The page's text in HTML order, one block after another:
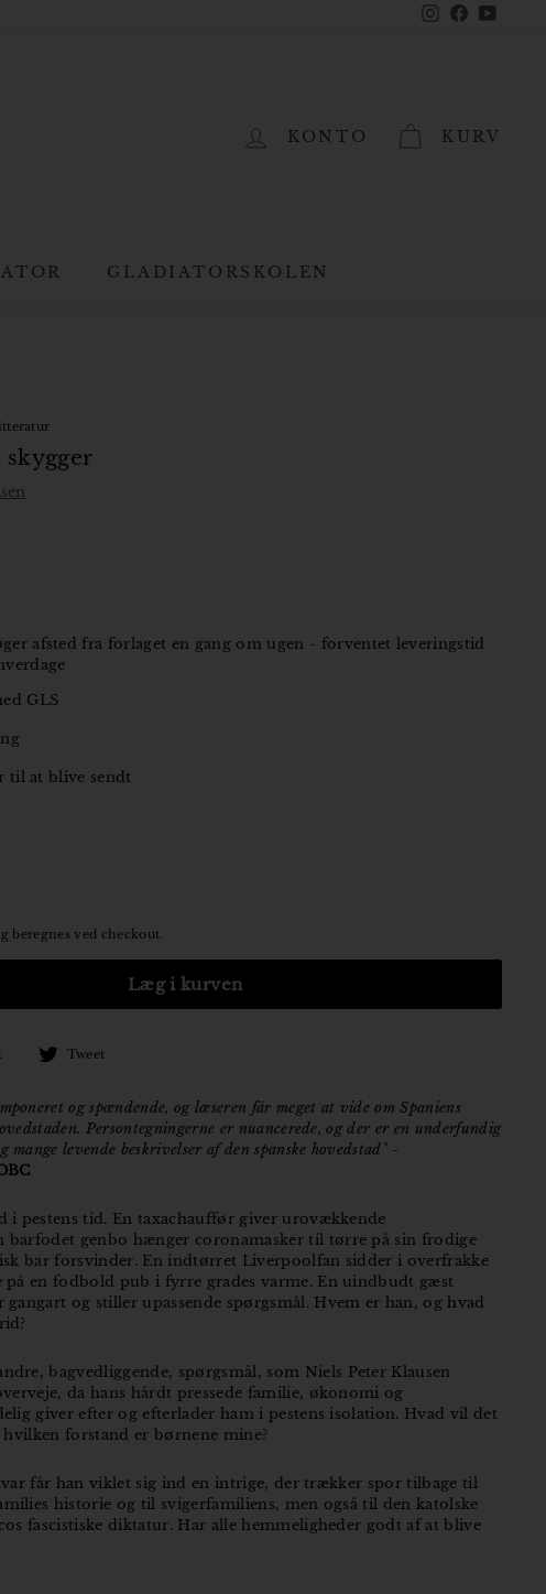
InstagramFacebook
KONTO KURV
GLADIATORSKOLEN
afsted fra forlaget en gang om ugen - forventet leveringstid
GLS
til at blive sendt
beregnes ved checkout.
Læg i kurven
Den
Tweet
og spændende, og læseren får meget at vide om Spaniens
Persontegningerne er nuancerede, og der er en underfundig
mange levende beskrivelser af den spanske hovedstad" -
i pestens tid. En taxachauffør giver urovækkende
barfodet genbo hænger coronamasker til tørre på sin frodige
bar forsvinder. En indtørret Liverpoolfan sidder i overfrakke
på en fodbold pub i fyrre grades varme. En uindbudt gæst
og stiller upassende spørgsmål. Hvem er han, og hvad
bagvedliggende, spørgsmål, som Niels Peter Klausen
da hans hårdt pressede familie, økonomi og
giver efter og efterlader ham i pestens isolation. Hvad vil det
hvilken forstand er børnene mine?
får han viklet sig ind en intrige, der trækker spor tilbage til
historie og til svigerfamiliens, men også til den katolske
fascistiske diktatur. Har alle hemmeligheder godt af at blive